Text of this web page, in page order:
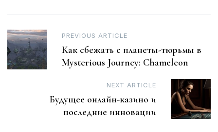
Post
navigation
PREVIOUS ARTICLE
Как сбежать с планеты-тюрьмы в
Mysterious Journey: Chameleon
NEXT ARTICLE
Будущее онлайн-казино и
последние инновации